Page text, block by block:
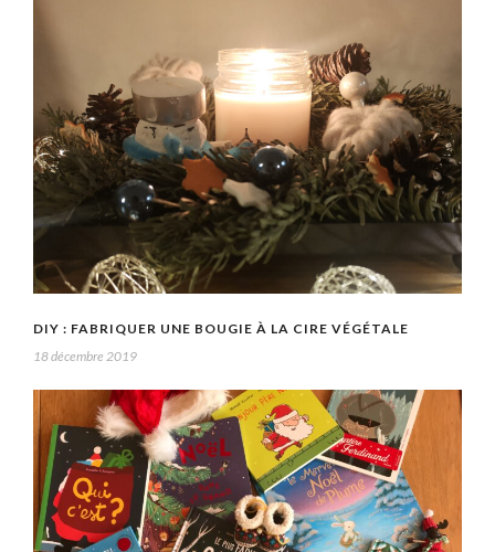
DIY : FABRIQUER UNE BOUGIE À LA CIRE VÉGÉTALE
18 décembre 2019